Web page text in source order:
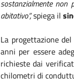
sostanzialmente non
abitativo”,spiega il
La progettazione
anni per essere
richieste dai
chilometri di